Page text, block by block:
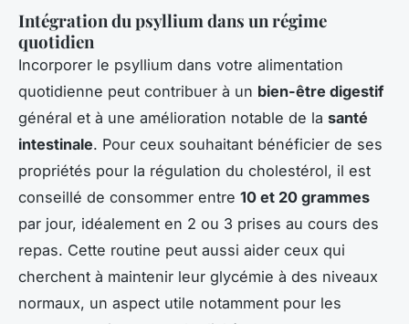
Intégration du psyllium dans un régime
quotidien
Incorporer le psyllium dans votre alimentation
quotidienne peut contribuer à un bien-être digestif
général et à une amélioration notable de la santé
intestinale. Pour ceux souhaitant bénéficier de ses
propriétés pour la régulation du cholestérol, il est
conseillé de consommer entre 10 et 20 grammes
par jour, idéalement en 2 ou 3 prises au cours des
repas. Cette routine peut aussi aider ceux qui
cherchent à maintenir leur glycémie à des niveaux
normaux, un aspect utile notamment pour les